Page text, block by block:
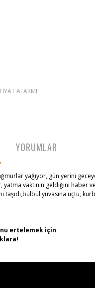
FİYAT ALARMI
yağıyor, gün yerini
yatma vaktinin geldiğini haber
taşıdı,bülbül yuvasına uçtu,
ertelemek için
YORUMLAR